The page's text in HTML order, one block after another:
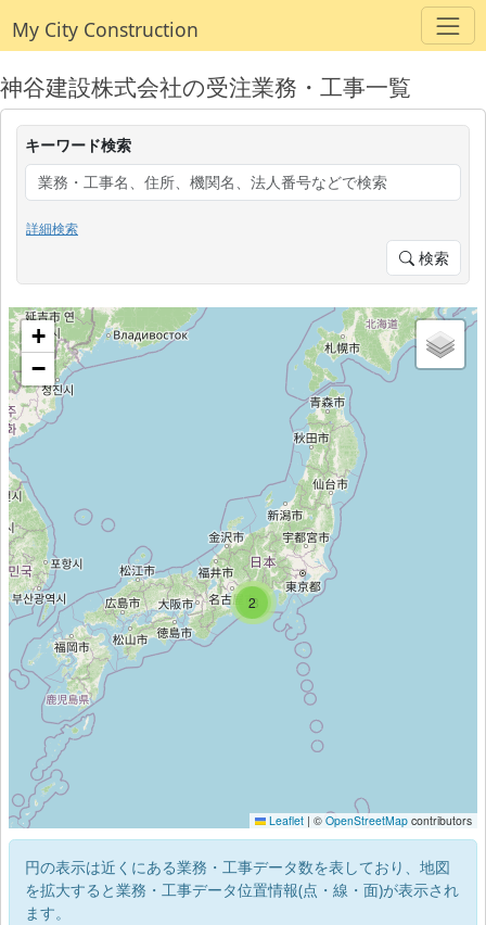
My City Construction
神谷建設株式会社の受注業務・工事一覧
キーワード検索
詳細検索
検索
3
2
+
−
Leaflet | © OpenStreetMap contributors
円の表示は近くにある業務・工事データ数を表しており、地図
を拡大すると業務・工事データ位置情報(点・線・面)が表示され
ます。